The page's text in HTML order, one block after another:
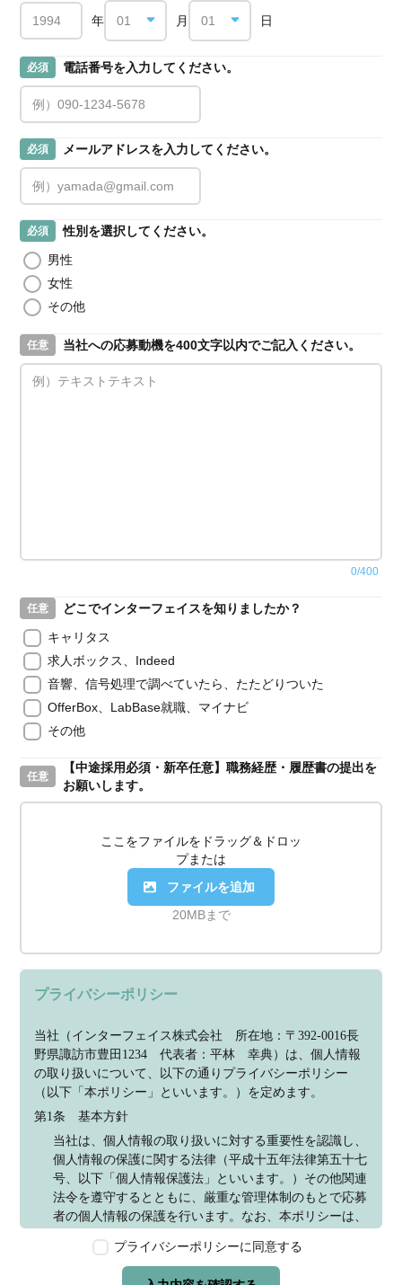
年 月 日
必須 電話番号を入力してください。
必須 メールアドレスを入力してください。
必須
性別を選択してください。
男性
女性
その他
任意 当社への応募動機を400文字以内でご記入ください。
0/400
任意
どこでインターフェイスを知りましたか？
キャリタス
求人ボックス、Indeed
音響、信号処理で調べていたら、たたどりついた
OfferBox、LabBase就職、マイナビ
その他
任意
【中途採用必須・新卒任意】職務経歴・履歴書の提出を
お願いします。
ここをファイルをドラッグ＆ドロッ
プまたは
ファイルを追加
20MBまで
プライバシーポリシー
当社（インターフェイス株式会社　所在地：〒392-0016長
野県諏訪市豊田1234　代表者：平林　幸典）は、個人情報
の取り扱いについて、以下の通りプライバシーポリシー
（以下「本ポリシー」といいます。）を定めます。
第1条　基本方針
当社は、個人情報の取り扱いに対する重要性を認識し、
個人情報の保護に関する法律（平成十五年法律第五十七
号、以下「個人情報保護法」といいます。）その他関連
法令を遵守するとともに、厳重な管理体制のもとで応募
者の個人情報の保護を行います。なお、本ポリシーは、
のとします。
第2条　個人情報の定義
プライバシーポリシーに同意する